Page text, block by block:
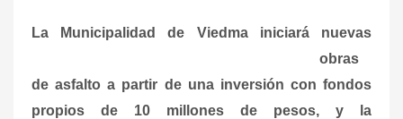
La Municipalidad de Viedma iniciará nuevas
obras
de asfalto a partir de una inversión con fondos
propios de 10 millones de pesos, y la